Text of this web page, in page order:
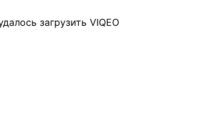
загрузить VIQEO